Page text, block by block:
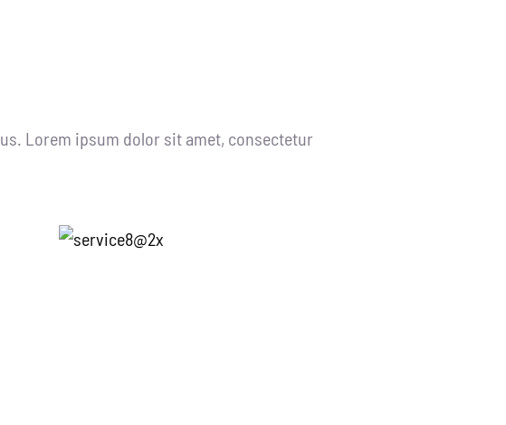
Lorem ipsum dolor sit amet, consectetur